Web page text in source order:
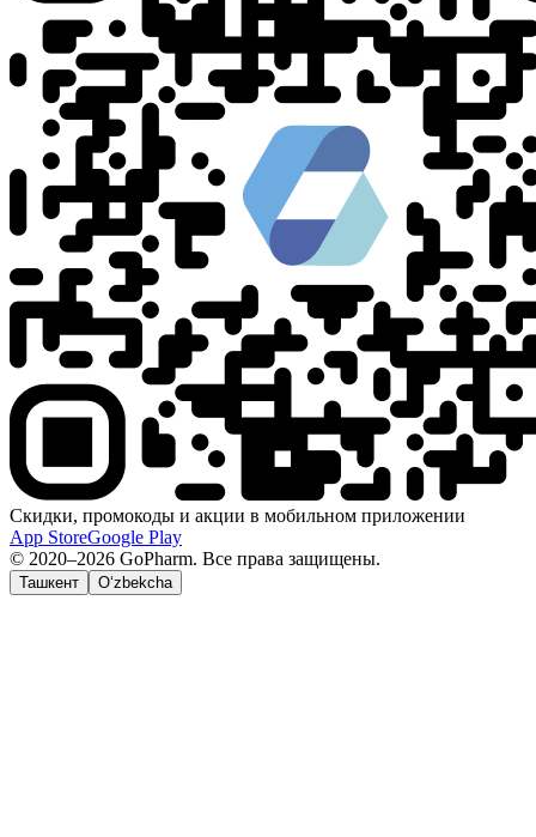
Скидки, промокоды и акции в мобильном приложении
App StoreGoogle Play
© 2020–2026 GoPharm. Все права защищены.
Ташкент O‘zbekcha